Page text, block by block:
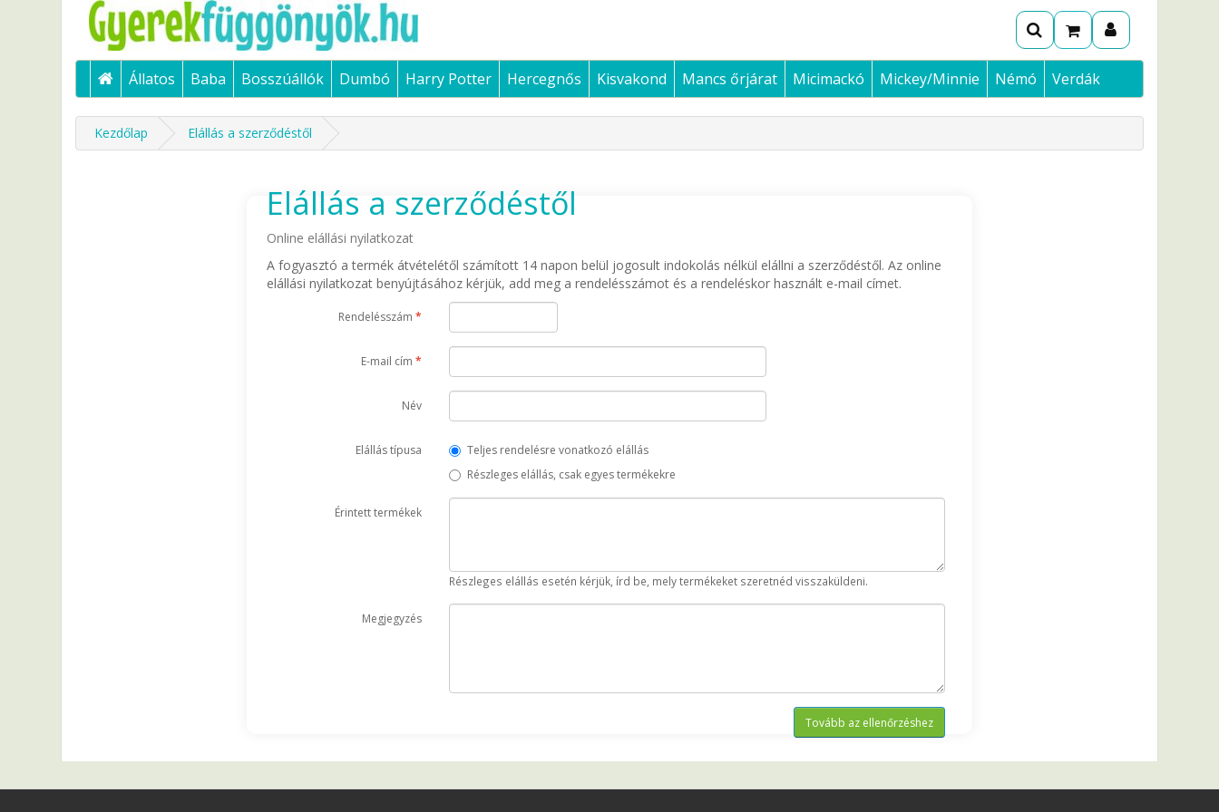
Állatos Baba Bosszúállók Dumbó Harry Potter Hercegnős Kisvakond Mancs őrjárat Micimackó Mickey/Minnie Némó Verdák
Kezdőlap Elállás a szerződéstől
Elállás a szerződéstől
Online elállási nyilatkozat
A fogyasztó a termék átvételétől számított 14 napon belül jogosult indokolás nélkül elállni a szerződéstől. Az online
elállási nyilatkozat benyújtásához kérjük, add meg a rendelésszámot és a rendeléskor használt e-mail címet.
Rendelésszám *
E-mail cím *
Név
Elállás típusa
Teljes rendelésre vonatkozó elállás
Részleges elállás, csak egyes termékekre
Érintett termékek
Részleges elállás esetén kérjük, írd be, mely termékeket szeretnéd visszaküldeni.
Megjegyzés
Tovább az ellenőrzéshez